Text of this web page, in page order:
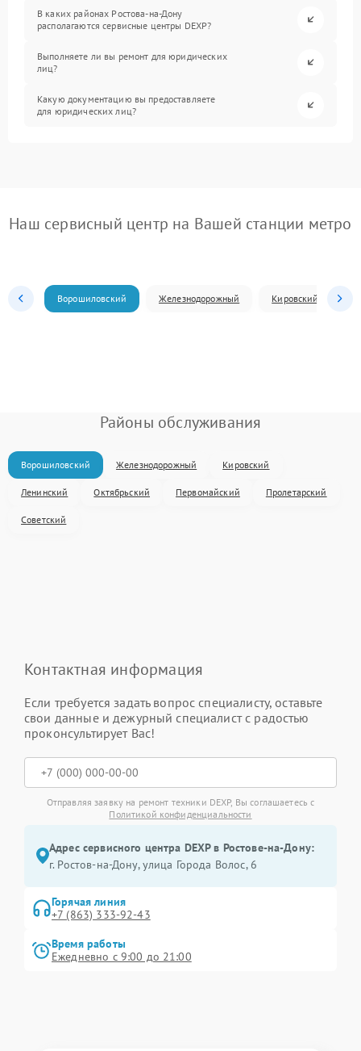
В каких районах Ростова-на-Дону
располагаются сервисные центры DEXP?
Выполняете ли вы ремонт для юридических
лиц?
Какую документацию вы предоставляете
для юридических лиц?
Наш сервисный центр на Вашей станции метро
Ворошиловский Железнодорожный Кировский
Районы обслуживания
Ворошиловский Железнодорожный Кировский
Ленинский Октябрьский Первомайский Пролетарский
Советский
Контактная информация
Если требуется задать вопрос специалисту, оставьте
свои данные и дежурный специалист с радостью
проконсультирует Вас!
Отправляя заявку на ремонт техники DEXP, Вы соглашаетесь с
Политикой конфиденциальности
Адрес сервисного центра DEXP в Ростове-на-Дону:
г. Ростов-на-Дону, улица Города Волос, 6
Горячая линия
+7 (863) 333-92-43
Время работы
Ежедневно с 9:00 до 21:00